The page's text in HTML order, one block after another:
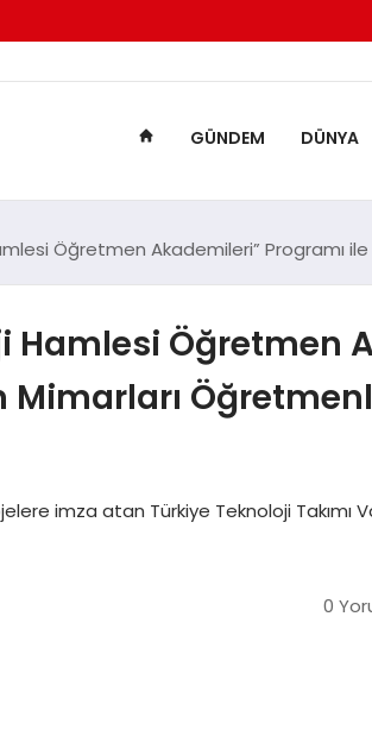
GÜNDEM DÜNYA
Öğretmen Akademileri” Programı
Hamlesi Öğretmen
Mimarları
imza atan Türkiye Teknoloji Takımı
0